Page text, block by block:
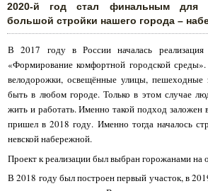
2020-й год стал финальным для
большой стройки нашего города –
В 2017 году в России началась реализация
«Формирование комфортной городской
велодорожки, освещённые улицы,
быть в любом городе. Только в этом случае
жить и работать. Именно такой подход заложен
пришел в 2018 году. Именно тогда началось
невской набережной.
Проект к реализации был выбран горожанами на
В 2018 году был построен первый участок, в